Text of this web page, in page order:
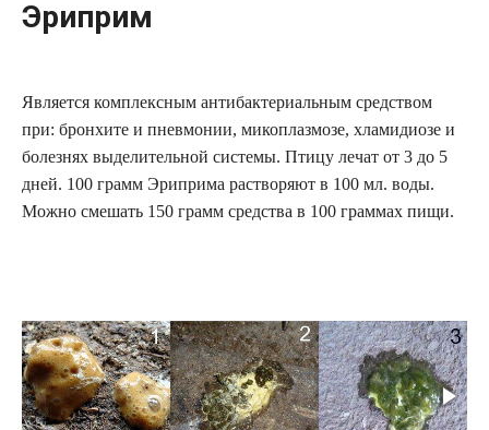
Эриприм
Является комплексным антибактериальным средством
при: бронхите и пневмонии, микоплазмозе, хламидиозе и
болезнях выделительной системы. Птицу лечат от 3 до 5
дней. 100 грамм Эриприма растворяют в 100 мл. воды.
Можно смешать 150 грамм средства в 100 граммах пищи.